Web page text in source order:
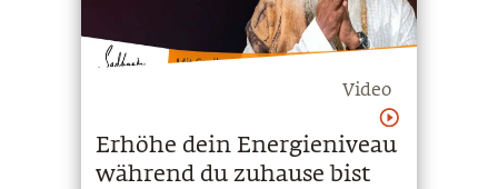
Video
Erhöhe dein Energieniveau
während du zuhause bist